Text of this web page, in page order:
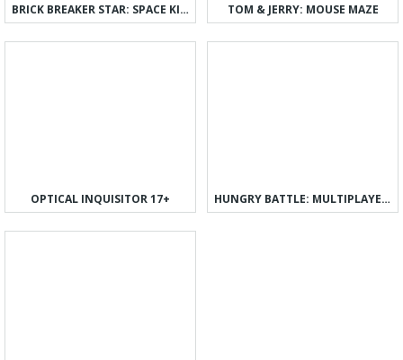
BRICK BREAKER STAR: SPACE KING TOM & JERRY: MOUSE MAZE
OPTICAL INQUISITOR 17+ HUNGRY BATTLE: MULTIPLAYER PVP